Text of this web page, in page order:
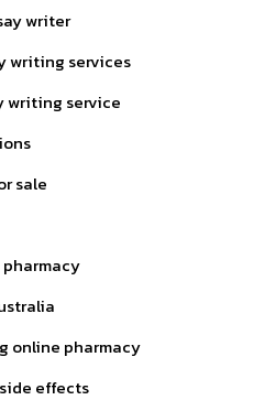
writer
writing services
writing service
sale
pharmacy
online pharmacy
effects